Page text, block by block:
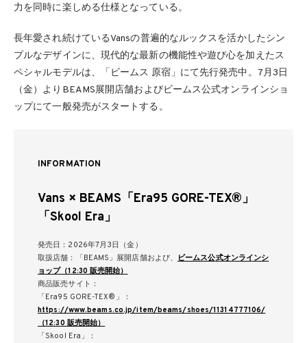
力を同時に楽しめる仕様となっている。
長年愛され続けているVansの普遍的なルックスを活かしたシン
プルなデザインに、現代的な最新の機能性や遊び心を加えたス
ペシャルモデルは、「ビームス 原宿」にて先行発売中。7月3日
（金）よりBEAMS展開店舗およびビームス公式オンラインショ
ップにて一般発売がスタートする。
INFORMATION
Vans × BEAMS「Era95 GORE-TEX®」
「Skool Era」
発売日：2026年7月3日（金）
取扱店舗：「BEAMS」展開店舗および、
ビームス公式オンラインシ
ョップ（12:30 販売開始）
商品販売サイト：
「Era95 GORE-TEX®」：
https://www.beams.co.jp/item/beams/shoes/11314777106/
（12:30 販売開始）
「Skool Era」：